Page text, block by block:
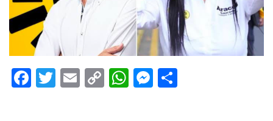
Facebook
Twitter
EmailCopyWhatsApp
Messenger